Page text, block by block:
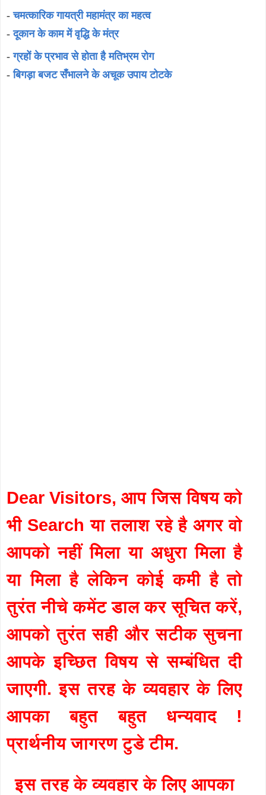
-चमत्कारिक गायत्री महामंत्र का महत्व
-दूकान के काम में वृद्धि के मंत्र
-ग्रहों के प्रभाव से होता है मतिभ्रम रोग
-बिगड़ा बजट सँभालने के अचूक उपाय टोटके
Dear Visitors, आप जिस विषय को
भी Search या तलाश रहे है अगर वो
आपको नहीं मिला या अधुरा मिला है
या मिला है लेकिन कोई कमी है तो
तुरंत नीचे कमेंट डाल कर सूचित करें,
आपको तुरंत सही और सटीक सुचना
आपके इच्छित विषय से सम्बंधित दी
जाएगी. इस तरह के व्यवहार के लिए
आपका बहुत बहुत धन्यवाद !
प्रार्थनीय जागरण टुडे टीम.
इस तरह के व्यवहार के लिए आपका